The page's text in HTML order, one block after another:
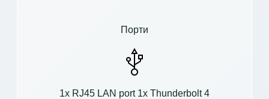
Порти
1x RJ45 LAN port 1x Thunderbolt 4